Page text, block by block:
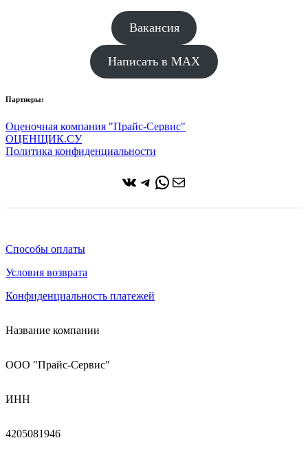
Вакансия
Написать в MAX
Партнеры:
Оценочная компания "Прайс-Сервис"
ОЦЕНЩИК.СУ
Политика конфиденциальности
ВКонтакте
Telegram
WhatsApp
Почта
Способы оплаты
Условия возврата
Конфиденциальность платежей
Название компании
ООО "Прайс-Сервис"
ИНН
4205081946